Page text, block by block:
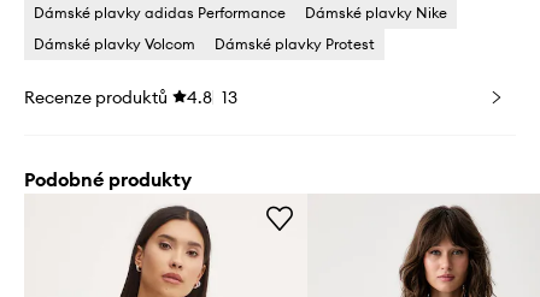
Dámské plavky adidas Performance
Dámské plavky Nike
Dámské plavky Volcom
Dámské plavky Protest
Recenze produktů 4.8 13
Podobné produkty